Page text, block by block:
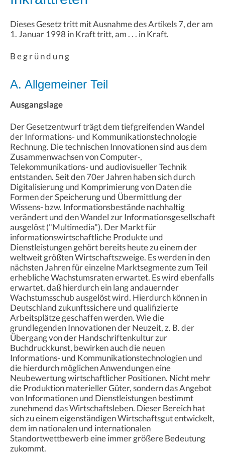
Dieses Gesetz tritt mit Ausnahme des Artikels 7, der am
1. Januar 1998 in Kraft tritt, am . . . in Kraft.
B e g r ü n d u n g
A. Allgemeiner Teil
Ausgangslage
Der Gesetzentwurf trägt dem tiefgreifenden Wandel
der Informations- und Kommunikationstechnologie
Rechnung. Die technischen Innovationen sind aus dem
Zusammenwachsen von Computer-,
Telekommunikations- und audiovisueller Technik
entstanden. Seit den 70er Jahren haben sich durch
Digitalisierung und Komprimierung von Daten die
Formen der Speicherung und Übermittlung der
Wissens- bzw. Informationsbestände nachhaltig
verändert und den Wandel zur Informationsgesellschaft
ausgelöst ("Multimedia"). Der Markt für
informationswirtschaftliche Produkte und
Dienstleistungen gehört bereits heute zu einem der
weltweit größten Wirtschaftszweige. Es werden in den
nächsten Jahren für einzelne Marktsegmente zum Teil
erhebliche Wachstumsraten erwartet. Es wird ebenfalls
erwartet, daß hierdurch ein lang andauernder
Wachstumsschub ausgelöst wird. Hierdurch können in
Deutschland zukunftssichere und qualifizierte
Arbeitsplätze geschaffen werden. Wie die
grundlegenden Innovationen der Neuzeit, z. B. der
Übergang von der Handschriftenkultur zur
Buchdruckkunst, bewirken auch die neuen
Informations- und Kommunikationstechnologien und
die hierdurch möglichen Anwendungen eine
Neubewertung wirtschaftlicher Positionen. Nicht mehr
die Produktion materieller Güter, sondern das Angebot
von Informationen und Dienstleistungen bestimmt
zunehmend das Wirtschaftsleben. Dieser Bereich hat
sich zu einem eigenständigen Wirtschaftsgut entwickelt,
dem im nationalen und internationalen
Standortwettbewerb eine immer größere Bedeutung
zukommt.